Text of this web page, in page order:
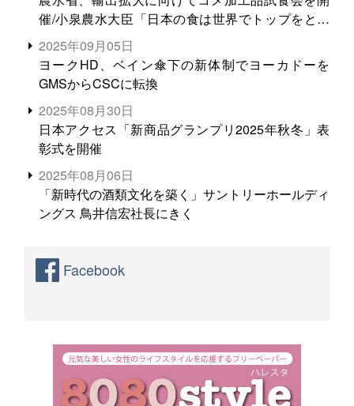
催/小泉農水大臣「日本の食は世界でトップをとれ
る。米増産に向けて、米輸出需要の拡大を」
2025年09月05日
ヨークHD、ベイン傘下の新体制でヨーカドーを
GMSからCSCに転換
2025年08月30日
日本アクセス「新商品グランプリ2025年秋冬」表
彰式を開催
2025年08月06日
「新時代の酒類文化を築く」サントリーホールディ
ングス 鳥井信宏社長にきく
Facebook